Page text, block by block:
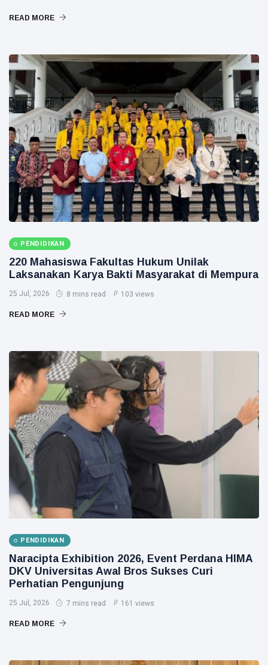
READ MORE
PENDIDIKAN
220 Mahasiswa Fakultas Hukum Unilak
Laksanakan Karya Bakti Masyarakat di Mempura
25 Jul, 2026 8 mins read 103 views
READ MORE
PENDIDIKAN
Naracipta Exhibition 2026, Event Perdana HIMA
DKV Universitas Awal Bros Sukses Curi
Perhatian Pengunjung
25 Jul, 2026 7 mins read 161 views
READ MORE